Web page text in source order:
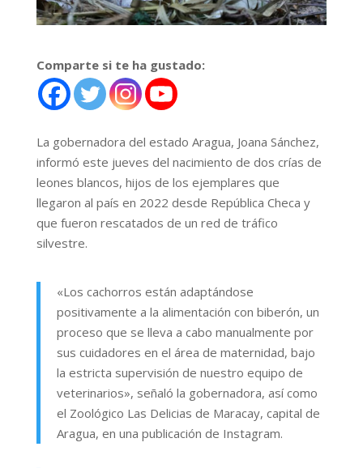
Comparte si te ha gustado:
La gobernadora del estado Aragua, Joana Sánchez,
informó este jueves del nacimiento de dos crías de
leones blancos, hijos de los ejemplares que
llegaron al país en 2022 desde República Checa y
que fueron rescatados de un red de tráfico
silvestre.
«Los cachorros están adaptándose
positivamente a la alimentación con biberón, un
proceso que se lleva a cabo manualmente por
sus cuidadores en el área de maternidad, bajo
la estricta supervisión de nuestro equipo de
veterinarios», señaló la gobernadora, así como
el Zoológico Las Delicias de Maracay, capital de
Aragua, en una publicación de Instagram.